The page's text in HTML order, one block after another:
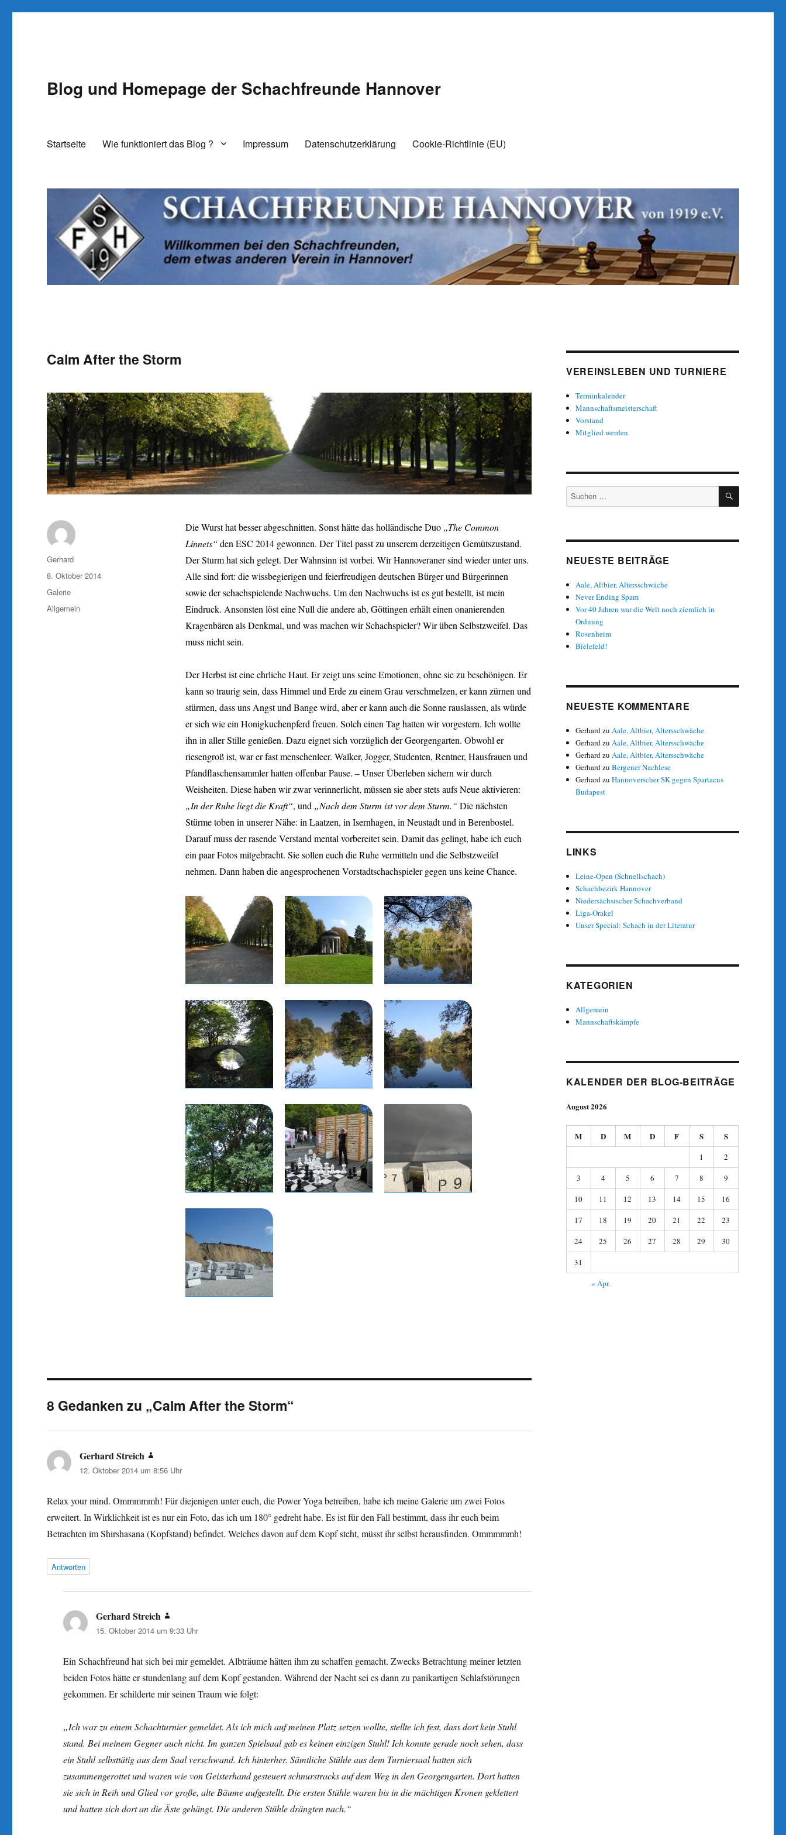
Blog und Homepage der Schachfreunde Hannover
Startseite Wie funktioniert das Blog ? Impressum Datenschutzerklärung Cookie-Richtlinie (EU)
Calm After the Storm
Die Wurst hat besser abgeschnitten. Sonst hätte das holländische Duo „The Common
Linnets“ den ESC 2014 gewonnen. Der Titel passt zu unserem derzeitigen Gemütszustand.
Der Sturm hat sich gelegt. Der Wahnsinn ist vorbei. Wir Hannoveraner sind wieder unter uns.
Alle sind fort: die wissbegierigen und feierfreudigen deutschen Bürger und Bürgerinnen
sowie der schachspielende Nachwuchs. Um den Nachwuchs ist es gut bestellt, ist mein
Eindruck. Ansonsten löst eine Null die andere ab, Göttingen erhält einen onanierenden
Kragenbären als Denkmal, und was machen wir Schachspieler? Wir üben Selbstzweifel. Das
muss nicht sein.
Der Herbst ist eine ehrliche Haut. Er zeigt uns seine Emotionen, ohne sie zu beschönigen. Er
kann so traurig sein, dass Himmel und Erde zu einem Grau verschmelzen, er kann zürnen und
stürmen, dass uns Angst und Bange wird, aber er kann auch die Sonne rauslassen, als würde
er sich wie ein Honigkuchenpferd freuen. Solch einen Tag hatten wir vorgestern. Ich wollte
ihn in aller Stille genießen. Dazu eignet sich vorzüglich der Georgengarten. Obwohl er
riesengroß ist, war er fast menschenleer. Walker, Jogger, Studenten, Rentner, Hausfrauen und
Pfandflaschensammler hatten offenbar Pause. – Unser Überleben sichern wir durch
Weisheiten. Diese haben wir zwar verinnerlicht, müssen sie aber stets aufs Neue aktivieren:
„In der Ruhe liegt die Kraft“, und „Nach dem Sturm ist vor dem Sturm.“ Die nächsten
Stürme toben in unserer Nähe: in Laatzen, in Isernhagen, in Neustadt und in Berenbostel.
Darauf muss der rasende Verstand mental vorbereitet sein. Damit das gelingt, habe ich euch
ein paar Fotos mitgebracht. Sie sollen euch die Ruhe vermitteln und die Selbstzweifel
nehmen. Dann haben die angesprochenen Vorstadtschachspieler gegen uns keine Chance.
Autor
Gerhard
Veröffentlicht
am
8. Oktober 2014
Format
Galerie
Kategorien
Allgemein
8 Gedanken zu „Calm After the Storm“
Gerhard Streich
12. Oktober 2014 um 8:56 Uhr
Relax your mind. Ommmmmh! Für diejenigen unter euch, die Power Yoga betreiben, habe ich meine Galerie um zwei Fotos
erweitert. In Wirklichkeit ist es nur ein Foto, das ich um 180° gedreht habe. Es ist für den Fall bestimmt, dass ihr euch beim
Betrachten im Shirshasana (Kopfstand) befindet. Welches davon auf dem Kopf steht, müsst ihr selbst herausfinden. Ommmmmh!
Antworten
Gerhard Streich
15. Oktober 2014 um 9:33 Uhr
Ein Schachfreund hat sich bei mir gemeldet. Albträume hätten ihm zu schaffen gemacht. Zwecks Betrachtung meiner letzten
beiden Fotos hätte er stundenlang auf dem Kopf gestanden. Während der Nacht sei es dann zu panikartigen Schlafstörungen
gekommen. Er schilderte mir seinen Traum wie folgt:
„Ich war zu einem Schachturnier gemeldet. Als ich mich auf meinen Platz setzen wollte, stellte ich fest, dass dort kein Stuhl
stand. Bei meinem Gegner auch nicht. Im ganzen Spielsaal gab es keinen einzigen Stuhl! Ich konnte gerade noch sehen, dass
ein Stuhl selbsttätig aus dem Saal verschwand. Ich hinterher. Sämtliche Stühle aus dem Turniersaal hatten sich
zusammengerottet und waren wie von Geisterhand gesteuert schnurstracks auf dem Weg in den Georgengarten. Dort hatten
sie sich in Reih und Glied vor große, alte Bäume aufgestellt. Die ersten Stühle waren bis in die mächtigen Kronen geklettert
und hatten sich dort an die Äste gehängt. Die anderen Stühle drängten nach.“
VEREINSLEBEN UND TURNIERE
Terminkalender
Mannschaftsmeisterschaft
Vorstand
Mitglied werden
Suche
nach:
SUCHEN
NEUESTE BEITRÄGE
Aale, Altbier, Altersschwäche
Never Ending Spam
Vor 40 Jahren war die Welt noch ziemlich in
Ordnung
Rosenheim
Bielefeld!
NEUESTE KOMMENTARE
GerhardzuAale, Altbier, Altersschwäche
GerhardzuAale, Altbier, Altersschwäche
GerhardzuAale, Altbier, Altersschwäche
GerhardzuBergener Nachlese
GerhardzuHannoverscher SK gegen Spartacus
Budapest
LINKS
Leine-Open (Schnellschach)
Schachbezirk Hannover
Niedersächsischer Schachverband
Liga-Orakel
Unser Special: Schach in der Literatur
KATEGORIEN
Allgemein
Mannschaftskämpfe
KALENDER DER BLOG-BEITRÄGE
August 2026
M D M D F S S
1
2
3
4 5 6 7 8
9
10
11 12 13 14 15
16
17
18 19 20 21 22
23
24
25 26 27 28 29
30
31
« Apr.